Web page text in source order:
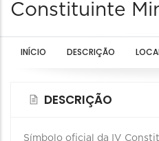
Constituinte
INÍCIO DESCRIÇÃO
DESCRIÇÃO
Símbolo oficial da IV